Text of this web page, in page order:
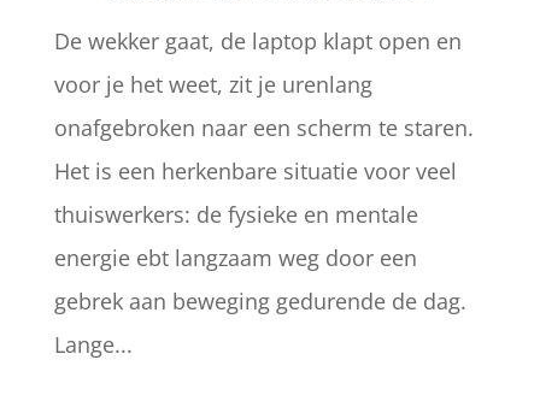
De wekker gaat, de laptop klapt open en
voor je het weet, zit je urenlang
onafgebroken naar een scherm te staren.
Het is een herkenbare situatie voor veel
thuiswerkers: de fysieke en mentale
energie ebt langzaam weg door een
gebrek aan beweging gedurende de dag.
Lange...